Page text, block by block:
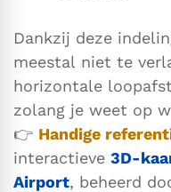
Dankzij deze
meestal niet te
horizontale
zolang je weet op
👉 Handige
interactieve 3D-
Airport, beheerd